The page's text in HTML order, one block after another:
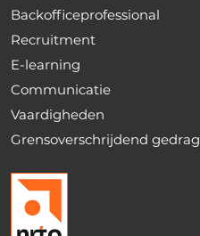
Backofficeprofessional
Recruitment
E-learning
Communicatie
Vaardigheden
Grensoverschrijdend gedrag